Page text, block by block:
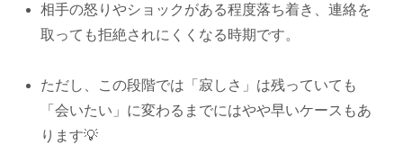
相手の怒りやショックがある程度落ち着き、連絡を
取っても拒絶されにくくなる時期です。
ただし、この段階では「寂しさ」は残っていても
「会いたい」に変わるまでにはやや早いケースもあ
ります💡